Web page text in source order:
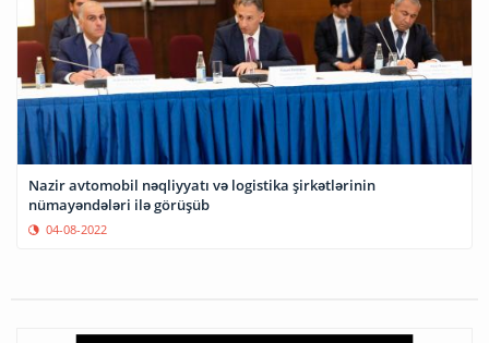
Nazir avtomobil nəqliyyatı və logistika şirkətlərinin
nümayəndələri ilə görüşüb
04-08-2022